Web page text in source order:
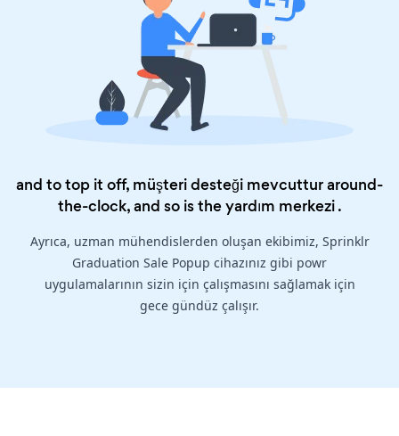
and to top it off, müşteri desteği mevcuttur around-
the-clock, and so is theyardım merkezi.
Ayrıca, uzman mühendislerden oluşan ekibimiz, Sprinklr
Graduation Sale Popup cihazınız gibi powr
uygulamalarının sizin için çalışmasını sağlamak için
gece gündüz çalışır.